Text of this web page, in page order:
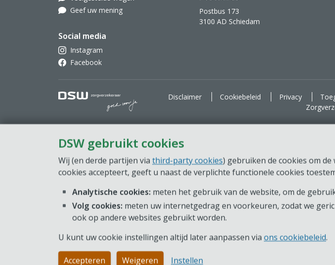
DSW gebruikt cookies
Wij (en derde partijen via third-party cookies) gebruiken de cookies om
cookies accepteert, geeft u naast de verplichte functionele cookies
Analytische cookies: meten het gebruik van de website, om de
Volg cookies: meten uw internetgedrag en voorkeuren, zodat we
ook op andere websites gebruikt worden.
U kunt uw cookie instellingen altijd later aanpassen via ons cookiebeleid.
Accepteren Weigeren Instellen
Geef uw mening
Social media
Instagram
Facebook
Postbus 173
3100 AD Schiedam
DSW Zorgverzekeraar. Goed voor je.
Disclaimer Cookiebeleid Privacy